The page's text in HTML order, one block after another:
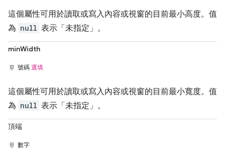
這個屬性可用於讀取或寫入內容或視窗的目前最小高度。值
為 null 表示「未指定」。
minWidth
號碼 選填
這個屬性可用於讀取或寫入內容或視窗的目前最小寬度。值
為 null 表示「未指定」。
頂端
數字